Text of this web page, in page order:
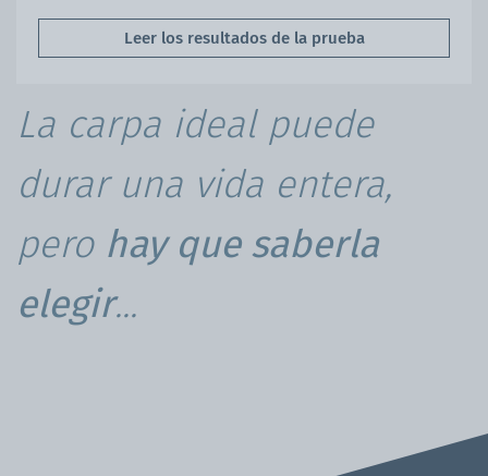
Leer los resultados de la prueba
La carpa ideal puede
durar una vida entera,
pero hay que saberla
elegir...